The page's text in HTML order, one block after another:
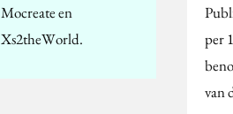
Mocreate en
Xs2theWorld.
per
van